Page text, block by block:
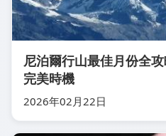
尼泊爾行山最佳月份全
完美時機
2026年02月22日